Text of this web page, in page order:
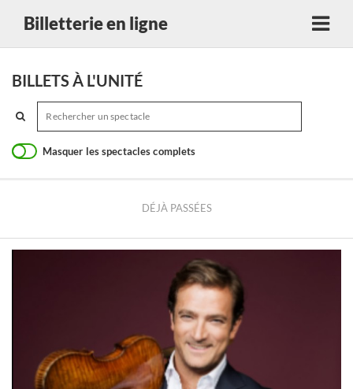
Billetterie en ligne
BILLETS À L'UNITÉ
Masquer les spectacles complets
DÉJÀ PASSÉES